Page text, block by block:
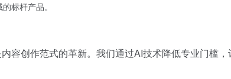
标杆产品。
容创作范式的革新。我们通过AI技术降低专业门槛